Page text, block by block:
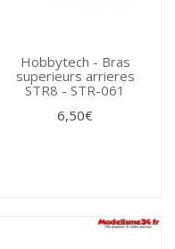
Hobbytech - Bras
superieurs arrieres
STR8 - STR-061
6,50€